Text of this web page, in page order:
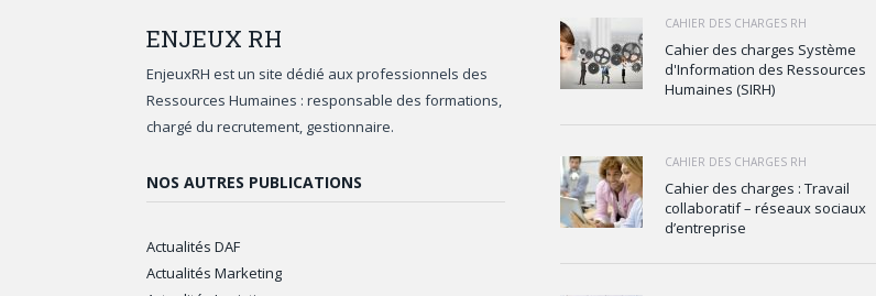
ENJEUX RH
EnjeuxRH est un site dédié aux professionnels des
Ressources Humaines : responsable des formations,
chargé du recrutement, gestionnaire.
NOS AUTRES PUBLICATIONS
Actualités DAF
Actualités Marketing
CAHIER DES CHARGES RH
Cahier des charges Système
d'Information des Ressources
Humaines (SIRH)
CAHIER DES CHARGES RH
Cahier des charges : Travail
collaboratif – réseaux sociaux
d’entreprise